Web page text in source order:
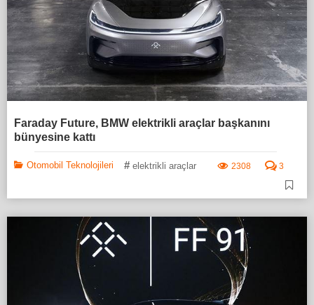
Faraday Future, BMW elektrikli araçlar başkanını
bünyesine kattı
Otomobil Teknolojileri # elektrikli araçlar 2308 3